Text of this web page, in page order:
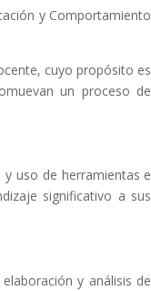
y Comportamiento
cuyo propósito es
un proceso de
uso de herramientas e
significativo a sus
y análisis de